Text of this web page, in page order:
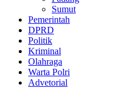
Sumut
Pemerintah
DPRD
Politik
Kriminal
Olahraga
Warta Polri
Advetorial